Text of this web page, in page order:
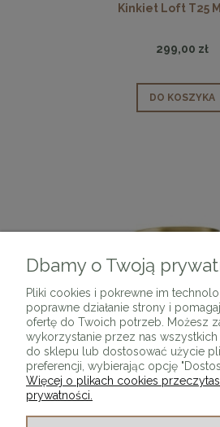
Kinkiet Loft T25
299,00 zł
DO KOSZYKA
Dbamy o Twoją
Pliki cookies i pokrewne im
poprawne działanie strony i
ofertę do Twoich potrzeb. Możesz
wykorzystanie przez nas
do sklepu lub dostosować użycie
preferencji, wybierając opcję
Więcej o plikach cookies
prywatności.